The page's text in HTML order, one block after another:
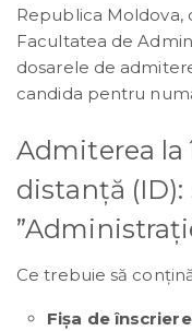
Republica Moldova,
Facultatea de
dosarele de
candida pentru
Admiterea
distanță (ID):
Ce trebuie să
Fişa de înscriere